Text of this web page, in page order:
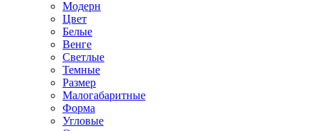
Модерн
Цвет
Белые
Венге
Светлые
Темные
Размер
Малогабаритные
Форма
Угловые